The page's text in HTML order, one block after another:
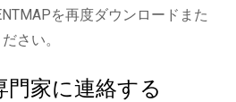
を再度ダウンロードまた
さい。
門家に連絡する